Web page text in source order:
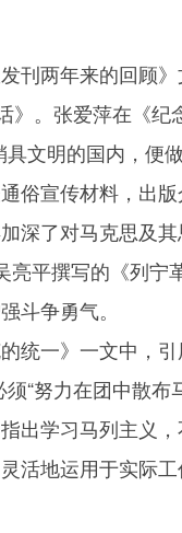
刊两年来的回顾
》。张爱萍在《
文明的国内，便
俗宣传材料，出
深了对马克思及
平撰写的《列宁
斗争勇气。
统一》一文中，
“努力在团中散
出学习马列主义
活地运用于实际工